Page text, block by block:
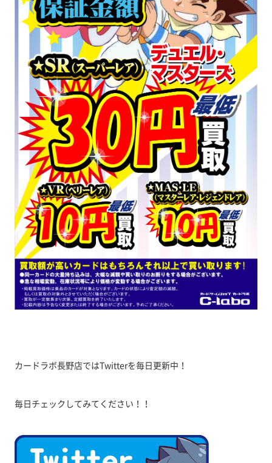
カードラボ長野店ではTwitterを毎日更新中！
毎日チェックしてみてください！！